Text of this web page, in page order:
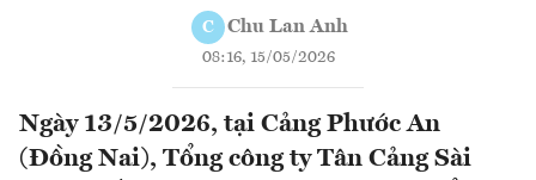
C Chu Lan Anh
08:16, 15/05/2026
Ngày 13/5/2026, tại Cảng Phước An
(Đồng Nai), Tổng công ty Tân Cảng Sài